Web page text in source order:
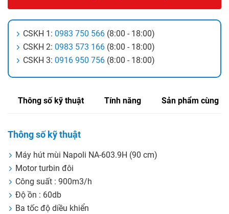
CSKH 1: 0983 750 566 (8:00 - 18:00)
CSKH 2: 0983 573 166 (8:00 - 18:00)
CSKH 3: 0916 950 756 (8:00 - 18:00)
Thông số kỹ thuật Tính năng Sản phẩm cùng
Thông số kỹ thuật
Máy hút mùi Napoli NA-603.9H (90 cm)
Motor turbin đôi
Công suất : 900m3/h
Độ ồn : 60db
Ba tốc độ diều khiển